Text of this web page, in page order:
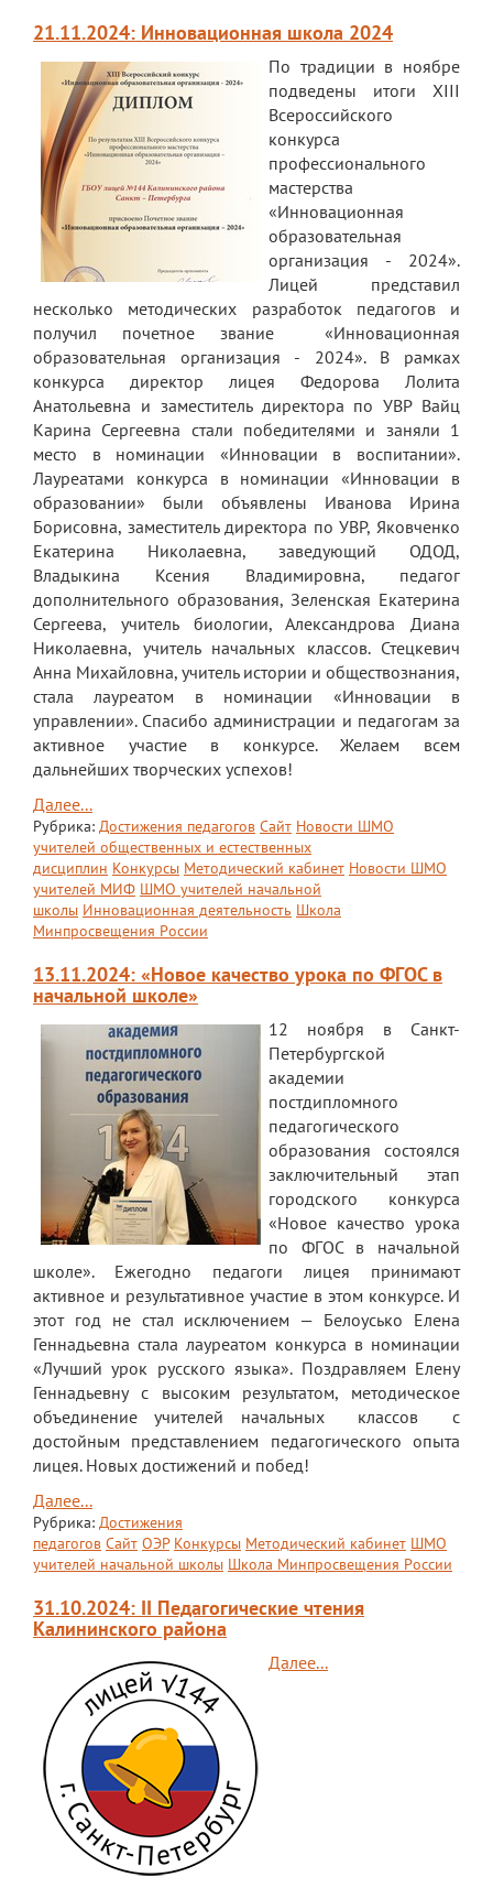
21.11.2024: Инновационная школа 2024
По традиции в ноябре
подведены итоги ХIII
Всероссийского
конкурса
профессионального
мастерства
«Инновационная
образовательная
организация - 2024».
Лицей представил
несколько методических разработок педагогов и
получил почетное звание «Инновационная
образовательная организация - 2024». В рамках
конкурса директор лицея Федорова Лолита
Анатольевна и заместитель директора по УВР Вайц
Карина Сергеевна стали победителями и заняли 1
место в номинации «Инновации в воспитании».
Лауреатами конкурса в номинации «Инновации в
образовании» были объявлены Иванова Ирина
Борисовна, заместитель директора по УВР, Яковченко
Екатерина Николаевна, заведующий ОДОД,
Владыкина Ксения Владимировна, педагог
дополнительного образования, Зеленская Екатерина
Сергеева, учитель биологии, Александрова Диана
Николаевна, учитель начальных классов. Стецкевич
Анна Михайловна, учитель истории и обществознания,
стала лауреатом в номинации «Инновации в
управлении». Спасибо администрации и педагогам за
активное участие в конкурсе. Желаем всем
дальнейших творческих успехов!
Далее...
Рубрика: Достижения педагогов Сайт Новости ШМО
учителей общественных и естественных
дисциплин Конкурсы Методический кабинет Новости ШМО
учителей МИФ ШМО учителей начальной
школы Инновационная деятельность Школа
Минпросвещения России
13.11.2024: «Новое качество урока по ФГОС в
начальной школе»
12 ноября в Санкт-
Петербургской
академии
постдипломного
педагогического
образования состоялся
заключительный этап
городского конкурса
«Новое качество урока
по ФГОС в начальной
школе». Ежегодно педагоги лицея принимают
активное и результативное участие в этом конкурсе. И
этот год не стал исключением — Белоусько Елена
Геннадьевна стала лауреатом конкурса в номинации
«Лучший урок русского языка». Поздравляем Елену
Геннадьевну с высоким результатом, методическое
объединение учителей начальных классов с
достойным представлением педагогического опыта
лицея. Новых достижений и побед!
Далее...
Рубрика: Достижения
педагогов Сайт ОЭР Конкурсы Методический кабинет ШМО
учителей начальной школы Школа Минпросвещения России
31.10.2024: II Педагогические чтения
Калининского района
Далее...